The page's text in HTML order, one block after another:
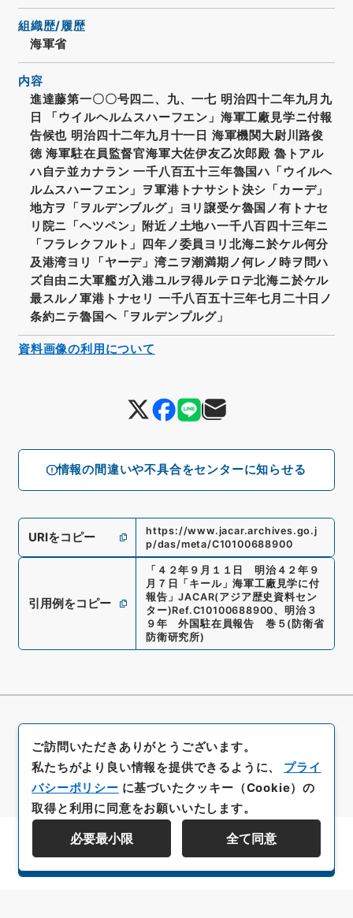
情報の間違いや不具合をセンターに知らせる
組織歴/履歴
海軍省
内容
進達藤第一〇〇号四二、九、一七 明治四十二年九月九
日 「ウイルヘルムスハーフエン」海軍工廠見学ニ付報
告候也 明治四十二年九月十一日 海軍機関大尉川路俊
徳 海軍駐在員監督官海軍大佐伊友乙次郎殿 魯トアル
ハ自テ並カナラン 一千八百五十三年魯国ハ「ウイルヘ
ルムスハーフエン」ヲ軍港トナサシト決シ「カーデ」
地方ヲ「ヲルデンブルグ」ヨリ譲受ケ魯国ノ有トナセ
リ院ニ「ヘツペン」附近ノ土地ハ一千八百四十三年ニ
「フラレクフルト」四年ノ委員ヨリ北海ニ於ケル何分
及港湾ヨリ「ヤーデ」湾ニヲ潮満期ノ何レノ時ヲ問ハ
ズ自由ニ大軍艦ガ入港ユルヲ得ルテロテ北海ニ於ケル
最スルノ軍港トナセリ 一千八百五十三年七月二十日ノ
条約ニテ魯国ヘ「ヲルデンプルグ」
URIをコピー
https://www.jacar.archives.go.j
p/das/meta/C10100688900
引用例をコピー
「 ４２年９月１１日 明治４２年９
月７日「キール」海軍工廠見学に付
報告 」JACAR(アジア歴史資料セン
ター)Ref.C10100688900、明治３
９年 外国駐在員報告 巻５ ( 防衛省
防衛研究所)
資料画像の利用について
資料群階層を表示する
ご訪問いただきありがとうございます。
私たちがより良い情報を提供できるように、 プライ
バシーポリシー に基づいたクッキー（Cookie）の
取得と利用に同意をお願いいたします。
必要最小限 全て同意